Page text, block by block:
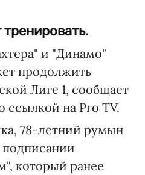
и "Динамо"
продолжить
Лиге 1, сообщает
ссылкой на Pro TV.
78-летний румын
подписании
который ранее